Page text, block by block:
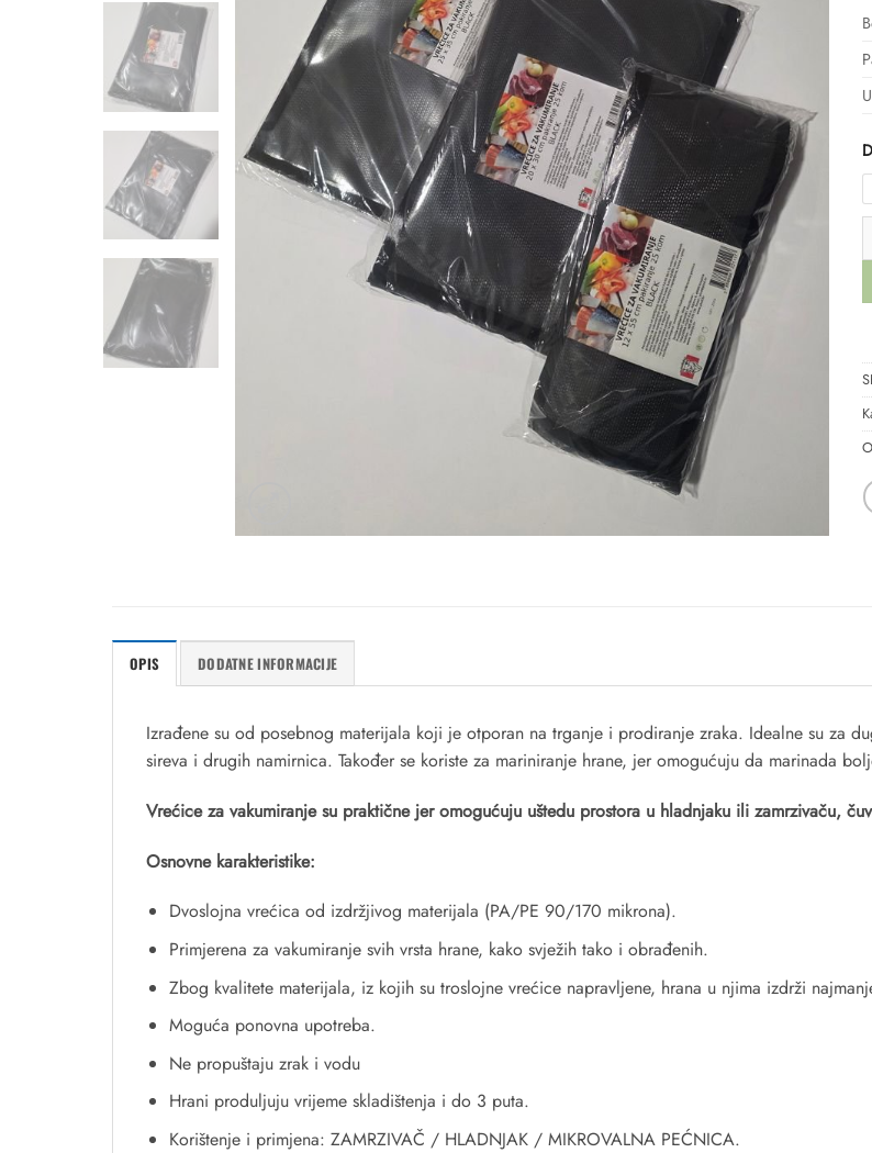
OPIS DODATNE INFORMACIJE
Izrađene su od posebnog materijala koji je otporan na trganje i prodiranje zraka. Idealne su za
sireva i drugih namirnica. Također se koriste za mariniranje hrane, jer omogućuju da marinada
Vrećice za vakumiranje su praktične jer omogućuju uštedu prostora u hladnjaku ili zamrzivaču,
Osnovne karakteristike:
Dvoslojna vrećica od izdržjivog materijala (PA/PE 90/170 mikrona).
Primjerena za vakumiranje svih vrsta hrane, kako svježih tako i obrađenih.
Zbog kvalitete materijala, iz kojih su troslojne vrećice napravljene, hrana u njima izdrži
Moguća ponovna upotreba.
Ne propuštaju zrak i vodu
Hrani produljuju vrijeme skladištenja i do 3 puta.
Korištenje i primjena: ZAMRZIVAČ / HLADNJAK / MIKROVALNA PEĆNICA.